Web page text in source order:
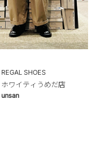
REGAL SHOES
ホワイティうめだ店
unsan